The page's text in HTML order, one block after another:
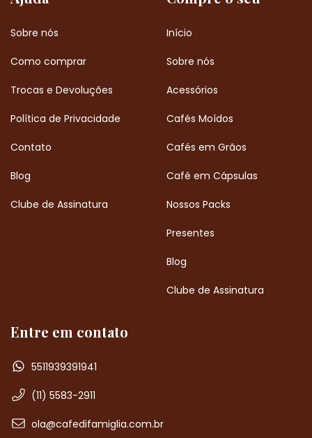
Sobre nós
Como comprar
Trocas e Devoluções
Política de Privacidade
Contato
Blog
Clube de Assinatura
Início
Sobre nós
Acessórios
Cafés Moídos
Cafés em Grãos
Café em Cápsulas
Nossos Packs
Presentes
Blog
Clube de Assinatura
Entre em contato
5511939391941
(11) 5583-2911
ola@cafedifamiglia.com.br